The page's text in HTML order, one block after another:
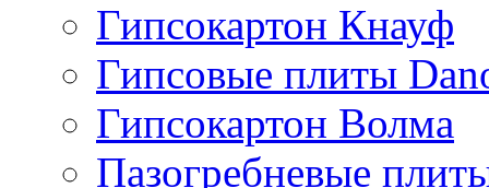
Гипсокартон Кнауф
Гипсовые плиты
Гипсокартон Волма
Пазогребневые